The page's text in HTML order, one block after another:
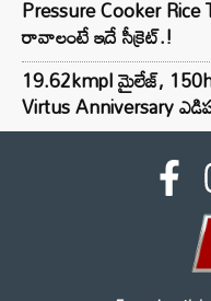
Pressure Cooker Rice
రావాలంటే ఇదే సీక్రెట్.!
19.62kmpl మైలేజ్,
Virtus Anniversary